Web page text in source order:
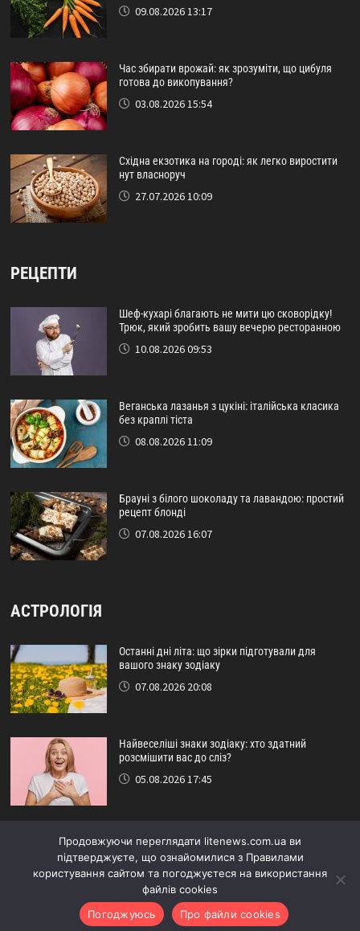
09.08.2026 13:17
Час збирати врожай: як зрозуміти, що цибуля
готова до викопування?
03.08.2026 15:54
Східна екзотика на городі: як легко виростити
нут власноруч
27.07.2026 10:09
РЕЦЕПТИ
Шеф-кухарі благають не мити цю сковорідку!
Трюк, який зробить вашу вечерю ресторанною
10.08.2026 09:53
Веганська лазанья з цукіні: італійська класика
без краплі тіста
08.08.2026 11:09
Брауні з білого шоколаду та лавандою: простий
рецепт блонді
07.08.2026 16:07
АСТРОЛОГІЯ
Останні дні літа: що зірки підготували для
вашого знаку зодіаку
07.08.2026 20:08
Найвеселіші знаки зодіаку: хто здатний
розсмішити вас до сліз?
05.08.2026 17:45
Астрологічний прогноз на серпень: кому
пощастить наприкінці літа
29.07.2026 16:15
Продовжуючи переглядати litenews.com.ua ви
підтверджуєте, що ознайомилися з Правилами
користування сайтом та погоджуєтеся на використання
файлів cookies
Погоджуюсь
Про файли cookies